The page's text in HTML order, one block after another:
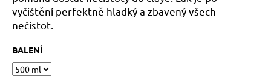
vyčištění perfektně hladký a zbavený všech
nečistot.
BALENÍ
u
č
u
j
e
m